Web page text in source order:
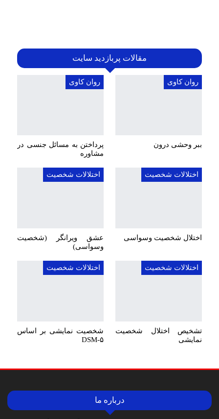
مقالات پربازدید سایت
روان کاوی
ببر وحشی درون
روان کاوی
پرداختن به مسائل جنسی در
مشاوره
اختلالات شخصیت
اختلال شخصیت وسواسی
اختلالات شخصیت
عشق ویرانگر (شخصیت
وسواسی)
اختلالات شخصیت
تشخیص اختلال شخصیت
نمایشی
اختلالات شخصیت
شخصیت نمایشی بر اساس
DSM-۵
درباره ما